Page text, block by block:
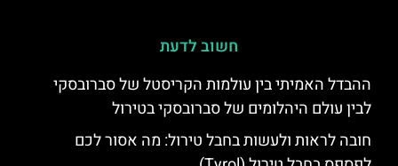
חשוב לדעת
ההבדל האמיתי בין עולמות הקריסטל של סברובסקי
לבין עולם היהלומים של סברובסקי בטירול
חובה לראות ולעשות בחבל טירול: מה אסור לכם